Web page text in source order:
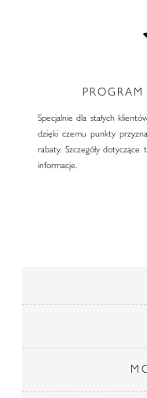
Specjalnie dla stałych
dzięki czemu punkty
rabaty. Szczegóły
informacje.